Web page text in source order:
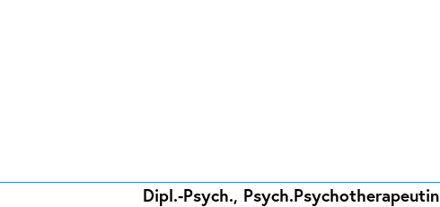
Dipl.-Psych., Psych.Psychotherapeutin